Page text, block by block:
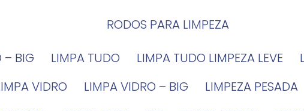
RODOS PARA LIMPEZA
– BIG LIMPA TUDO LIMPA TUDO LIMPEZA LEVE
LIMPA VIDRO LIMPA VIDRO – BIG LIMPEZA PESADA